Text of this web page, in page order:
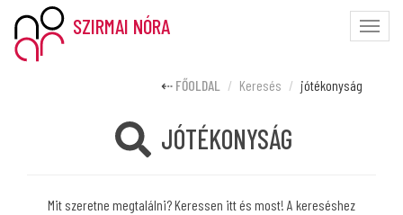
Toggle
SZIRMAI NÓRA
FŐOLDAL Keresés jótékonyság
JÓTÉKONYSÁG
Mit szeretne megtalálni? Keressen itt és most! A kereséshez